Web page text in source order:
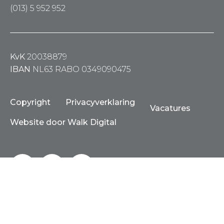
(013) 5 952 952
KvK 20038879
IBAN NL63 RABO 0349090475
Copyright Privacyverklaring
Vacatures
Website door Walk Digital